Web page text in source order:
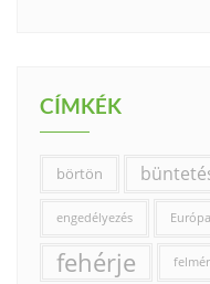
CÍMKÉK
börtön
engedélyezés Európa
fehérje